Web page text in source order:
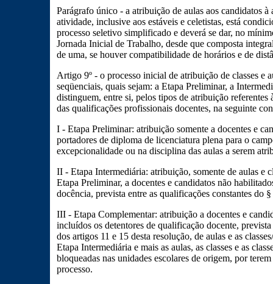
Parágrafo único - a atribuição de aulas aos candidatos à
atividade, inclusive aos estáveis e celetistas, está
processo seletivo simplificado e deverá se dar, no
Jornada Inicial de Trabalho, desde que composta
de uma, se houver compatibilidade de horários e de
Artigo 9º - o processo inicial de atribuição de classes e
seqüenciais, quais sejam: a Etapa Preliminar, a
distinguem, entre si, pelos tipos de atribuição
das qualificações profissionais docentes, na seguinte
I - Etapa Preliminar: atribuição somente a docentes e
portadores de diploma de licenciatura plena para o
excepcionalidade ou na disciplina das aulas a serem
II - Etapa Intermediária: atribuição, somente de aulas e
Etapa Preliminar, a docentes e candidatos não
docência, prevista entre as qualificações constantes do
III - Etapa Complementar: atribuição a docentes e
incluídos os detentores de qualificação docente,
dos artigos 11 e 15 desta resolução, de aulas e as
Etapa Intermediária e mais as aulas, as classes e as
bloqueadas nas unidades escolares de origem, por
processo.